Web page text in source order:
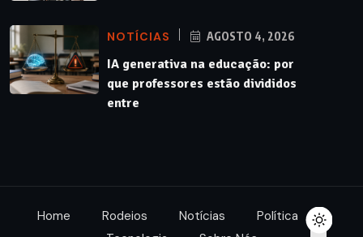
NOTÍCIAS AGOSTO 4, 2026
IA generativa na educação: por
que professores estão divididos
entre
Home Rodeios Notícias
Política